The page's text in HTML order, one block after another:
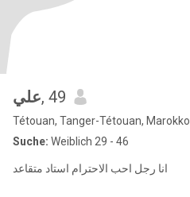
علي, 49
Tétouan, Tanger-Tétouan, Marokko
Suche: Weiblich 29 - 46
انا رجل احب الاحترام استاد متقاعد